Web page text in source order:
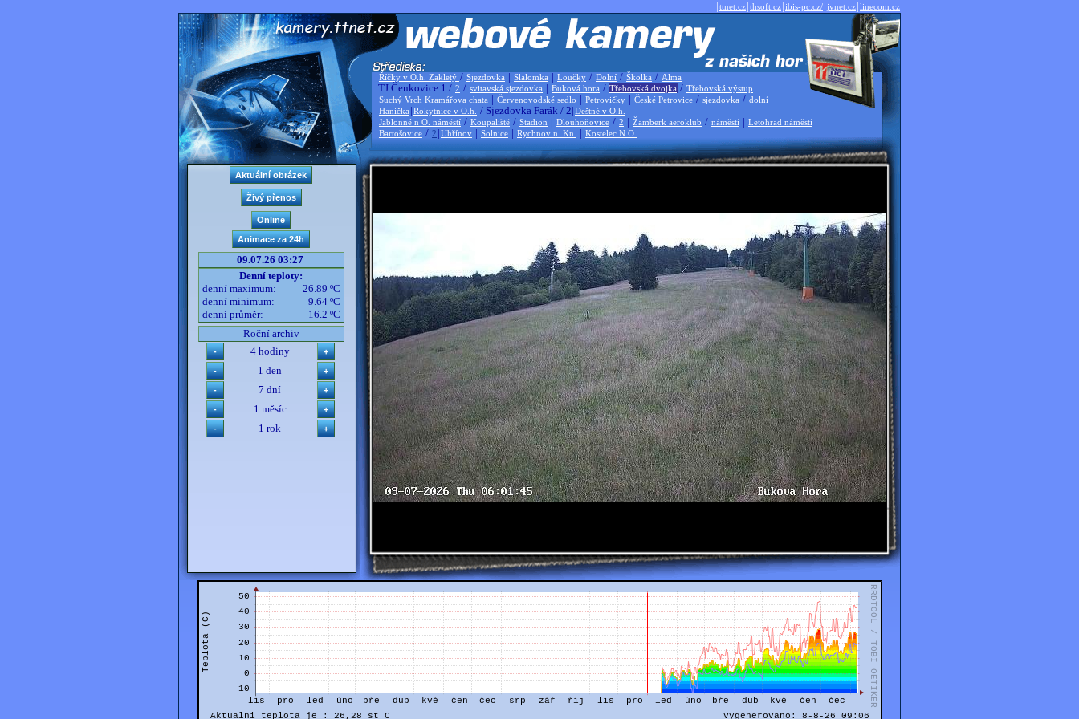
|ttnet.cz|thsoft.cz|ibis-pc.cz/|jvnet.cz|linecom.cz
Říčky v O.h. Zakletý / Sjezdovka | Slalomka | Loučky / Dolní / Školka / Alma
TJ Čenkovice 1 / 2 / svitavská sjezdovka | Buková hora / Třebovská dvojka / Třebovská výstup
Suchý Vrch Kramářova chata | Červenovodské sedlo | Petrovičky | České Petrovice / sjezdovka / dolní
Hanička |Rokytnice v O.h. / Sjezdovka Farák / 2|Deštné v O.h.
Jablonné n O. náměstí / Koupaliště / Stadion | Dlouhoňovice / 2 | Žamberk aeroklub / náměstí | Letohrad náměstí
Bartošovice / 2 |Uhřínov | Solnice | Rychnov n. Kn. | Kostelec N.O.
09.07.26 03:27
Denní teploty:
denní maximum:
26.89 ºC
denní minimum:
9.64 ºC
denní průměr:
16.2 ºC
Roční archiv
4 hodiny
1 den
7 dní
1 měsíc
1 rok